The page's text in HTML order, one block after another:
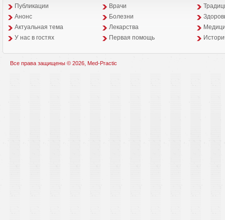
Публикации
Врачи
Анонс
Болезни
Aктуальная тема
Лекарства
У нас в гостях
Первая помощь
Все права защищены © 2026, Med-Practic